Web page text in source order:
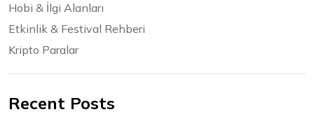
Hobi & İlgi Alanları
Etkinlik & Festival Rehberi
Kripto Paralar
Recent Posts